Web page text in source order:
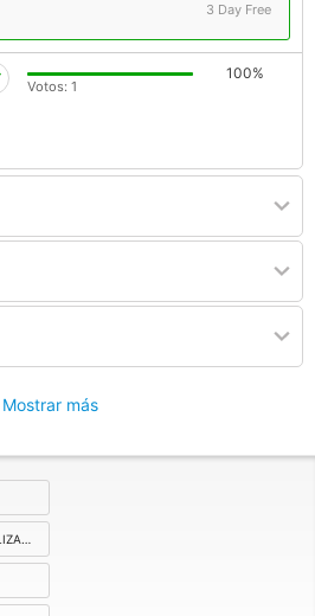
3 Day Free
100%
Votos: 1
Mostrar más